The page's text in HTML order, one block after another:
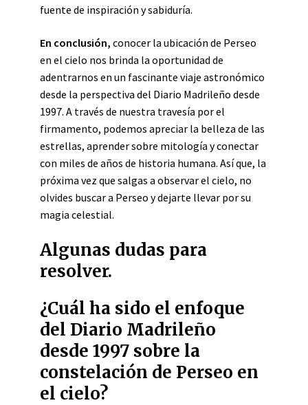
fuente de inspiración y sabiduría.
En conclusión, conocer la ubicación de Perseo
en el cielo nos brinda la oportunidad de
adentrarnos en un fascinante viaje astronómico
desde la perspectiva del Diario Madrileño desde
1997. A través de nuestra travesía por el
firmamento, podemos apreciar la belleza de las
estrellas, aprender sobre mitología y conectar
con miles de años de historia humana. Así que, la
próxima vez que salgas a observar el cielo, no
olvides buscar a Perseo y dejarte llevar por su
magia celestial.
Algunas dudas para
resolver.
¿Cuál ha sido el enfoque
del Diario Madrileño
desde 1997 sobre la
constelación de Perseo en
el cielo?